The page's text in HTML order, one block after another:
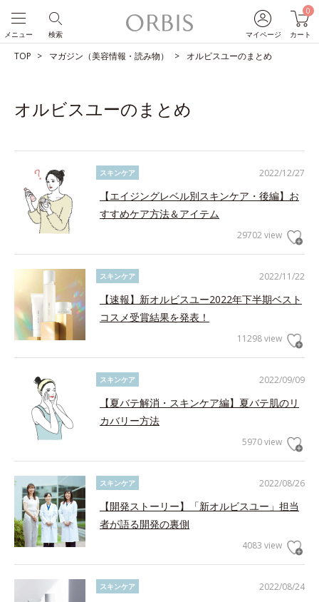
マイページ
0
カート
検索
メニュー
TOP マガジン（美容情報・読み物） オルビスユーのまとめ
オルビスユーのまとめ
2022/12/27
スキンケア
【エイジングレベル別スキンケア・後編】お
すすめケア方法＆アイテム
29702 view
2022/11/22
スキンケア
【速報】新オルビスユー2022年下半期ベスト
コスメ受賞結果を発表！
11298 view
2022/09/09
スキンケア
【夏バテ解消・スキンケア編】夏バテ肌のリ
カバリー方法
5970 view
2022/08/26
スキンケア
【開発ストーリー】「新オルビスユー」担当
者が語る開発の裏側
4083 view
2022/08/24
スキンケア